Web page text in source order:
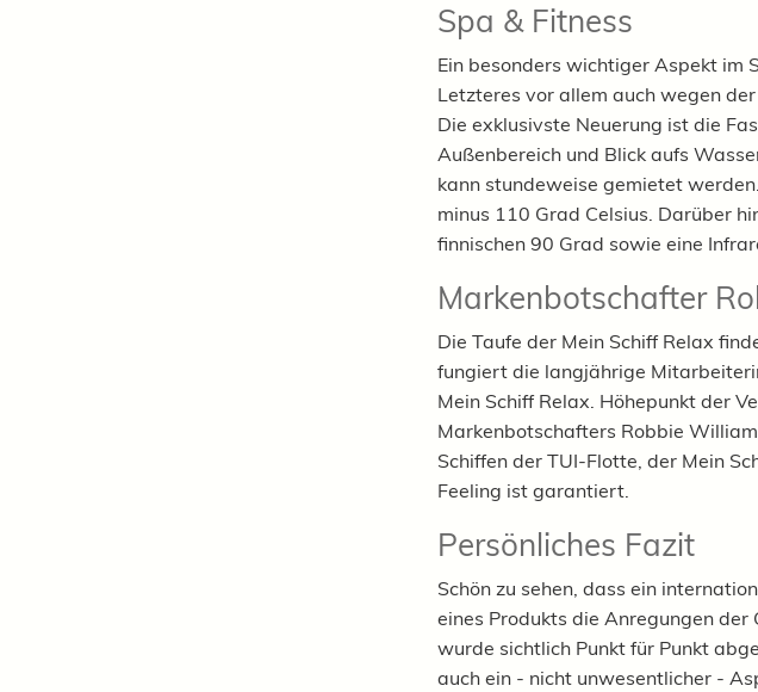
Spa & Fitness
Ein besonders wichtiger Aspekt im
Letzteres vor allem auch wegen
Die exklusivste Neuerung ist die
Außenbereich und Blick aufs
kann stundeweise gemietet
minus 110 Grad Celsius. Darüber
finnischen 90 Grad sowie eine
Markenbotschafter
Die Taufe der Mein Schiff Relax
fungiert die langjährige
Mein Schiff Relax. Höhepunkt der
Markenbotschafters Robbie
Schiffen der TUI-Flotte, der Mein
Feeling ist garantiert.
Persönliches Fazit
Schön zu sehen, dass ein
eines Produkts die Anregungen
wurde sichtlich Punkt für Punkt
auch ein - nicht unwesentlicher -